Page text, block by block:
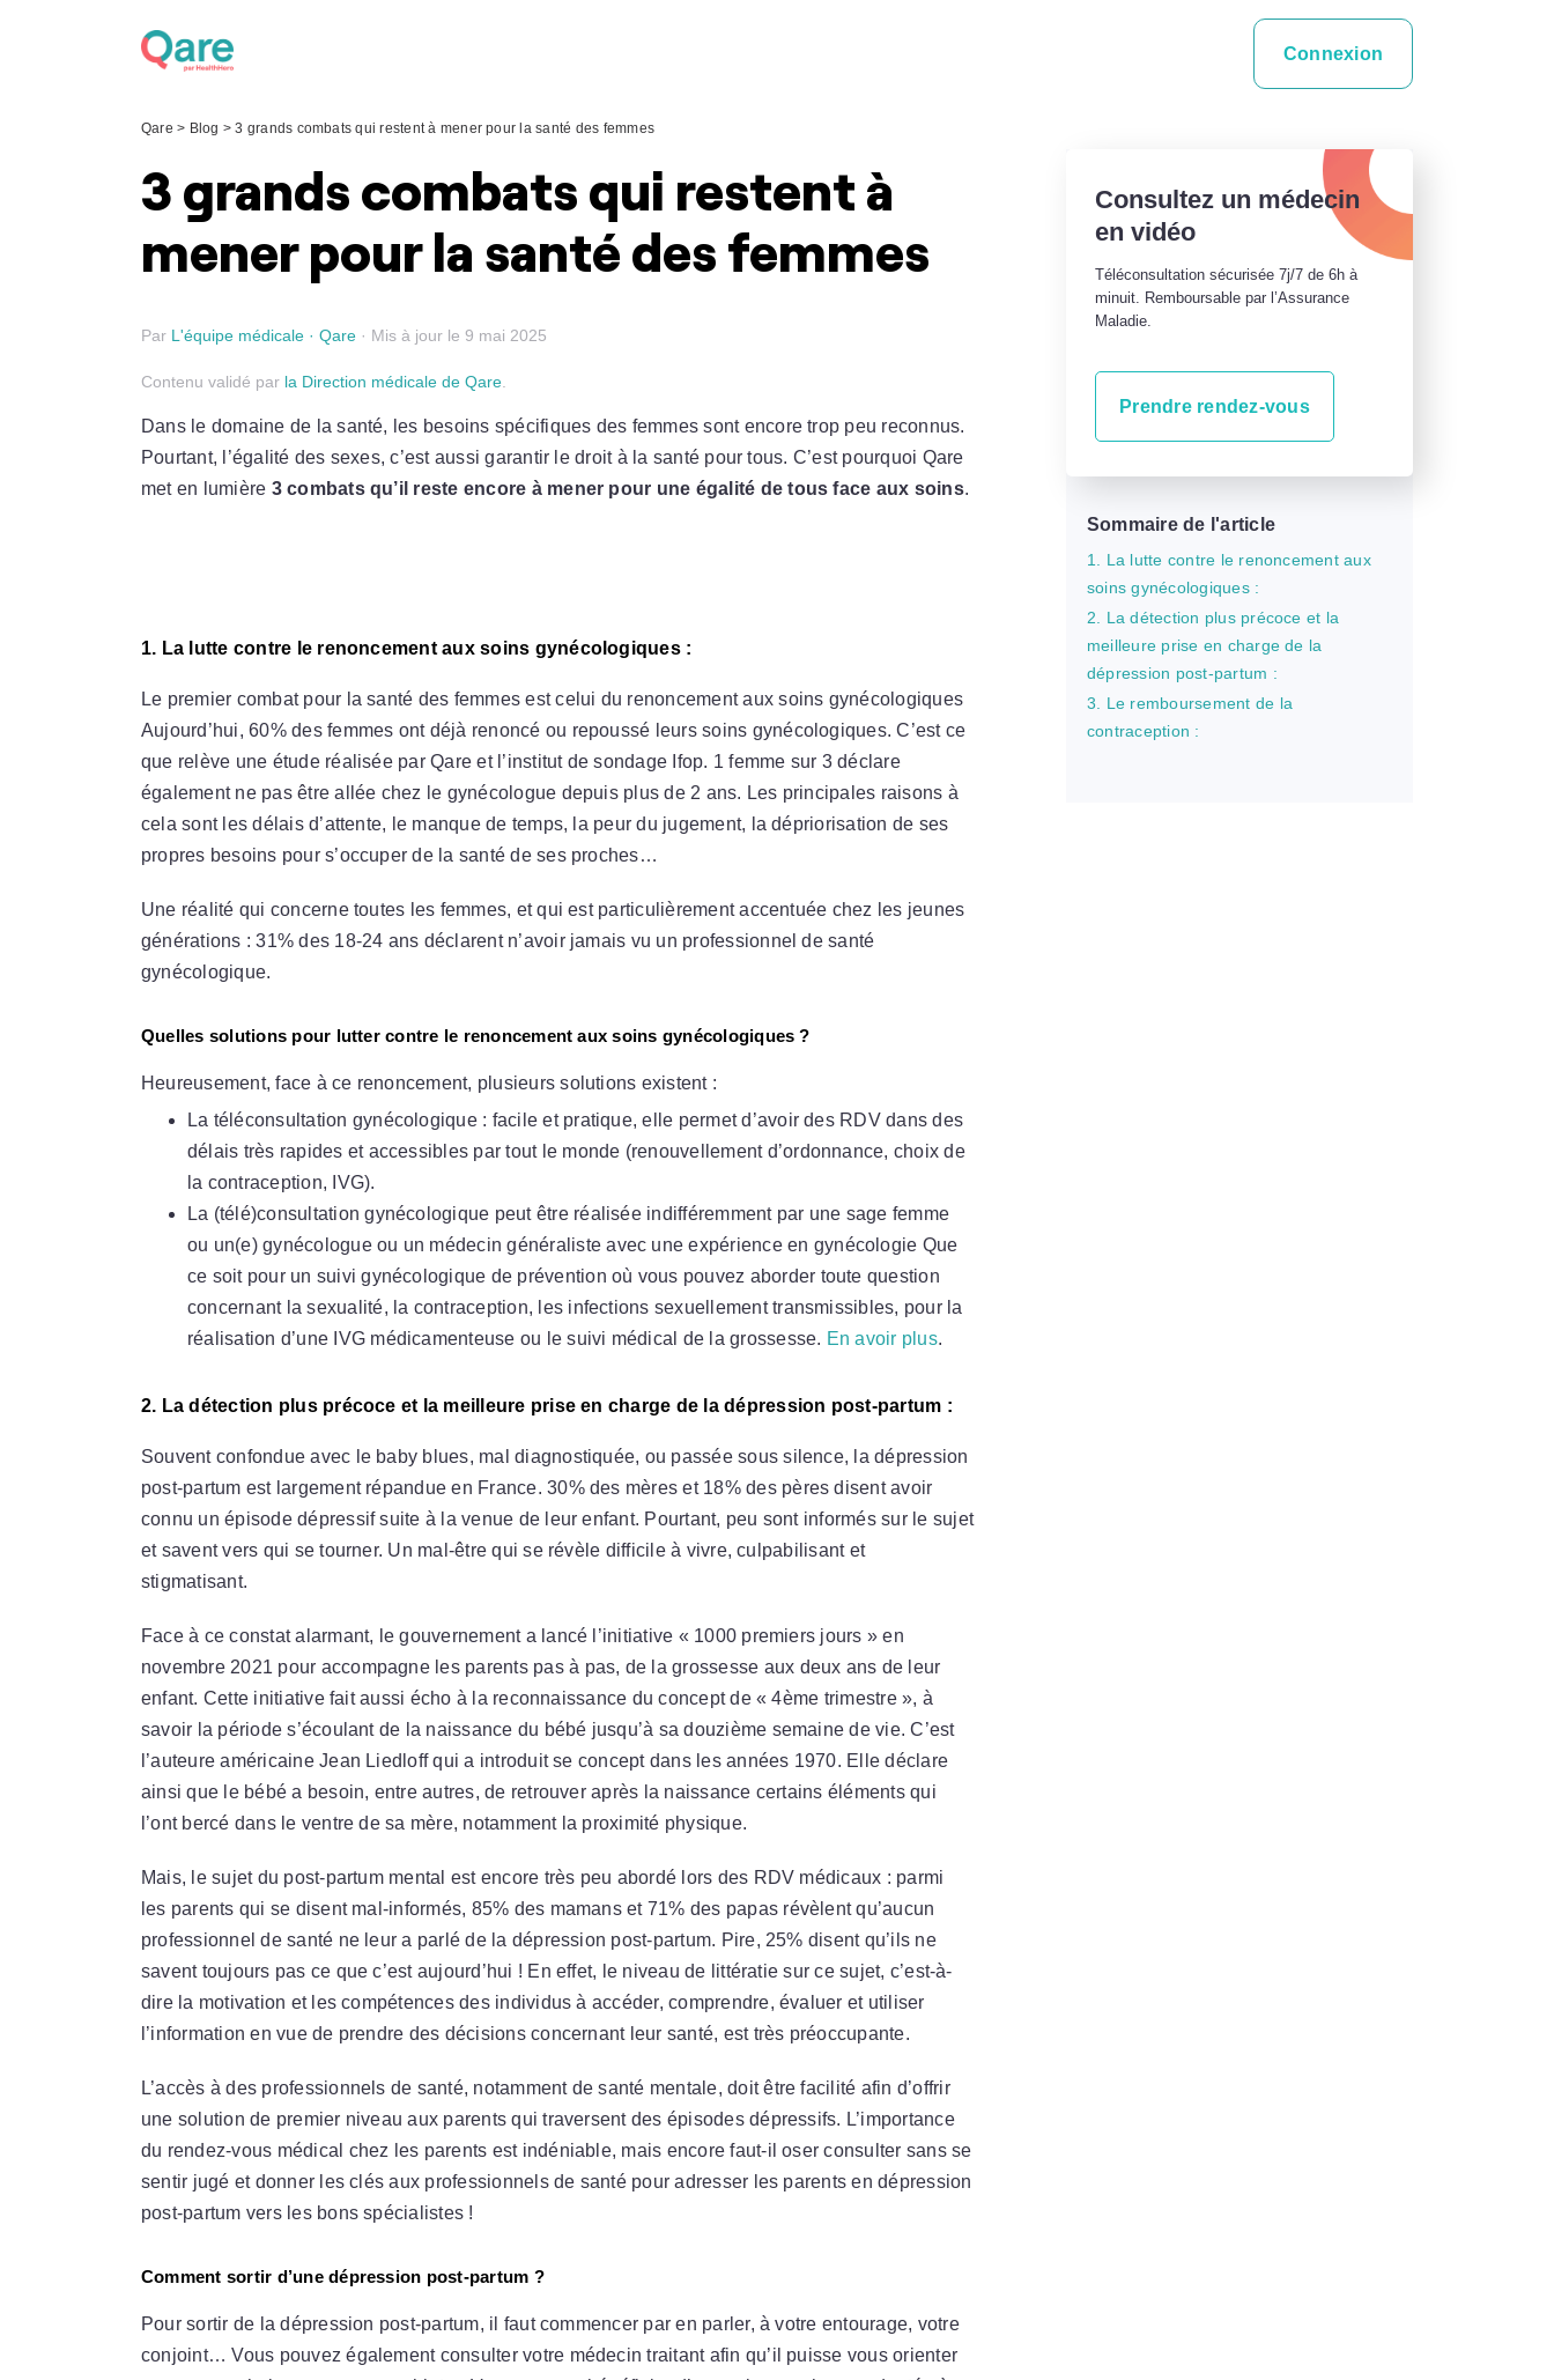
Connexion
Qare > Blog >3 grands combats qui restent à mener pour la santé des femmes
3 grands combats qui restent à
mener pour la santé des femmes
Par L'équipe médicale · Qare· Mis à jour le 9 mai 2025
Contenu validé par la Direction médicale de Qare.
Dans le domaine de la santé, les besoins spécifiques des femmes sont encore trop peu reconnus.
Pourtant, l’égalité des sexes, c’est aussi garantir le droit à la santé pour tous. C’est pourquoi Qare
met en lumière 3 combats qu’il reste encore à mener pour une égalité de tous face aux soins.
1. La lutte contre le renoncement aux soins gynécologiques :
Le premier combat pour la santé des femmes est celui du renoncement aux soins gynécologiques
Aujourd’hui, 60% des femmes ont déjà renoncé ou repoussé leurs soins gynécologiques. C’est ce
que relève une étude réalisée par Qare et l’institut de sondage Ifop. 1 femme sur 3 déclare
également ne pas être allée chez le gynécologue depuis plus de 2 ans. Les principales raisons à
cela sont les délais d’attente, le manque de temps, la peur du jugement, la dépriorisation de ses
propres besoins pour s’occuper de la santé de ses proches…
Une réalité qui concerne toutes les femmes, et qui est particulièrement accentuée chez les jeunes
générations : 31% des 18-24 ans déclarent n’avoir jamais vu un professionnel de santé
gynécologique.
Quelles solutions pour lutter contre le renoncement aux soins gynécologiques ?
Heureusement, face à ce renoncement, plusieurs solutions existent :
La téléconsultation gynécologique : facile et pratique, elle permet d’avoir des RDV dans des
délais très rapides et accessibles par tout le monde (renouvellement d’ordonnance, choix de
la contraception, IVG).
La (télé)consultation gynécologique peut être réalisée indifféremment par une sage femme
ou un(e) gynécologue ou un médecin généraliste avec une expérience en gynécologie Que
ce soit pour un suivi gynécologique de prévention où vous pouvez aborder toute question
concernant la sexualité, la contraception, les infections sexuellement transmissibles, pour la
réalisation d’une IVG médicamenteuse ou le suivi médical de la grossesse. En avoir plus.
2. La détection plus précoce et la meilleure prise en charge de la dépression post-partum :
Souvent confondue avec le baby blues, mal diagnostiquée, ou passée sous silence, la dépression
post-partum est largement répandue en France. 30% des mères et 18% des pères disent avoir
connu un épisode dépressif suite à la venue de leur enfant. Pourtant, peu sont informés sur le sujet
et savent vers qui se tourner. Un mal-être qui se révèle difficile à vivre, culpabilisant et
stigmatisant.
Face à ce constat alarmant, le gouvernement a lancé l’initiative « 1000 premiers jours » en
novembre 2021 pour accompagne les parents pas à pas, de la grossesse aux deux ans de leur
enfant. Cette initiative fait aussi écho à la reconnaissance du concept de « 4ème trimestre », à
savoir la période s’écoulant de la naissance du bébé jusqu’à sa douzième semaine de vie. C’est
l’auteure américaine Jean Liedloff qui a introduit se concept dans les années 1970. Elle déclare
ainsi que le bébé a besoin, entre autres, de retrouver après la naissance certains éléments qui
l’ont bercé dans le ventre de sa mère, notamment la proximité physique.
Mais, le sujet du post-partum mental est encore très peu abordé lors des RDV médicaux : parmi
les parents qui se disent mal-informés, 85% des mamans et 71% des papas révèlent qu’aucun
professionnel de santé ne leur a parlé de la dépression post-partum. Pire, 25% disent qu’ils ne
savent toujours pas ce que c’est aujourd’hui ! En effet, le niveau de littératie sur ce sujet, c’est-à-
dire la motivation et les compétences des individus à accéder, comprendre, évaluer et utiliser
l’information en vue de prendre des décisions concernant leur santé, est très préoccupante.
L’accès à des professionnels de santé, notamment de santé mentale, doit être facilité afin d’offrir
une solution de premier niveau aux parents qui traversent des épisodes dépressifs. L’importance
du rendez-vous médical chez les parents est indéniable, mais encore faut-il oser consulter sans se
sentir jugé et donner les clés aux professionnels de santé pour adresser les parents en dépression
post-partum vers les bons spécialistes !
Comment sortir d’une dépression post-partum ?
Pour sortir de la dépression post-partum, il faut commencer par en parler, à votre entourage, votre
conjoint… Vous pouvez également consulter votre médecin traitant afin qu’il puisse vous orienter
Consultez un médecin
en vidéo
Téléconsultation sécurisée 7j/7 de 6h à
minuit. Remboursable par l’Assurance
Maladie.
Prendre rendez-vous
Sommaire de l'article
1. La lutte contre le renoncement aux
soins gynécologiques :
2. La détection plus précoce et la
meilleure prise en charge de la
dépression post-partum :
3. Le remboursement de la
contraception :